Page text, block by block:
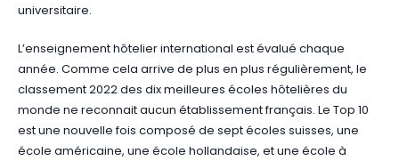
universitaire.
L’enseignement hôtelier international est évalué chaque
année. Comme cela arrive de plus en plus régulièrement, le
classement 2022 des dix meilleures écoles hôtelières du
monde ne reconnait aucun établissement français. Le Top 10
est une nouvelle fois composé de sept écoles suisses, une
école américaine, une école hollandaise, et une école à